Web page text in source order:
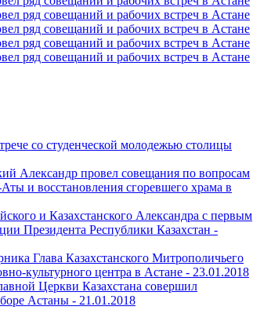
со студенческой молодежью столицы
Александр провел совещания по вопросам
и восстановления сгоревшего храма в
и Казахстанского Александра с первым
Президента Республики Казахстан -
Глава Казахстанского Митрополичьего
культурного центра в Астане - 23.01.2018
Церкви Казахстана совершил
Астаны - 21.01.2018